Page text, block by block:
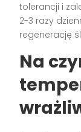
tolerancji i
2-3 razy
regenerację
Na